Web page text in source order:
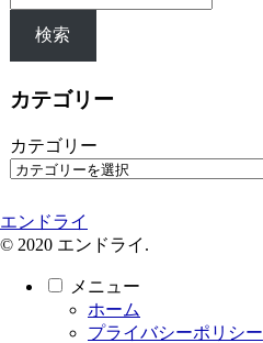
検索
カテゴリー
カテゴリー
エンドライ
© 2020 エンドライ.
メニュー
ホーム
プライバシーポリシー